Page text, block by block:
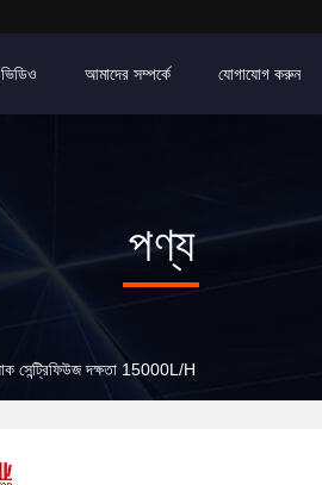
ভিডিও আমাদের সম্পর্কে যোগাযোগ করুন
পণ্য
সেন্ট্রিফিউজ দক্ষতা 15000L/H